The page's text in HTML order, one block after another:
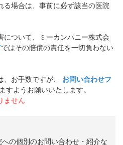
る場合は、事前に必ず該当の医院
について、ミーカンパニー株式会
ではその賠償の責任を一切負わない
お手数ですが、
お問い合わせフ
すようお願いいたします。
ません
の個別のお問い合わせ・紹介な